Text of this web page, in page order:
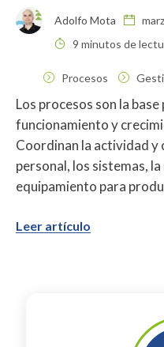
Adolfo Mota
9 minutos de
Procesos
Los procesos son la base
funcionamiento y
Coordinan la actividad
personal, los sistemas,
equipamiento para
Leer artículo